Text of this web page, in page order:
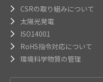
CSRの取り組みについて
太陽光発電
ISO14001
RoHS指令対応について
環境科学物質の管理